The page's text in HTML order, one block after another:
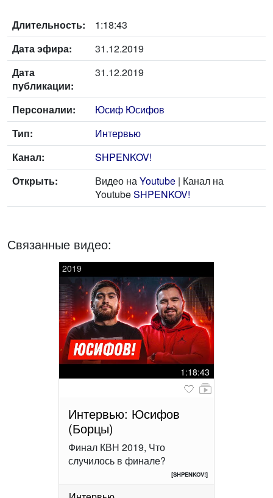
Длительность:
1:18:43
Дата эфира:
31.12.2019
Дата
публикации:
31.12.2019
Персоналии:
Юсиф Юсифов
Тип:
Интервью
Канал:
SHPENKOV!
Открыть:
Видео наYoutube | Канал на
YoutubeSHPENKOV!
Связанные видео:
2019
1:18:43
Интервью: Юсифов
(Борцы)
Финал КВН 2019, Что
случилось в финале?
[SHPENKOV!]